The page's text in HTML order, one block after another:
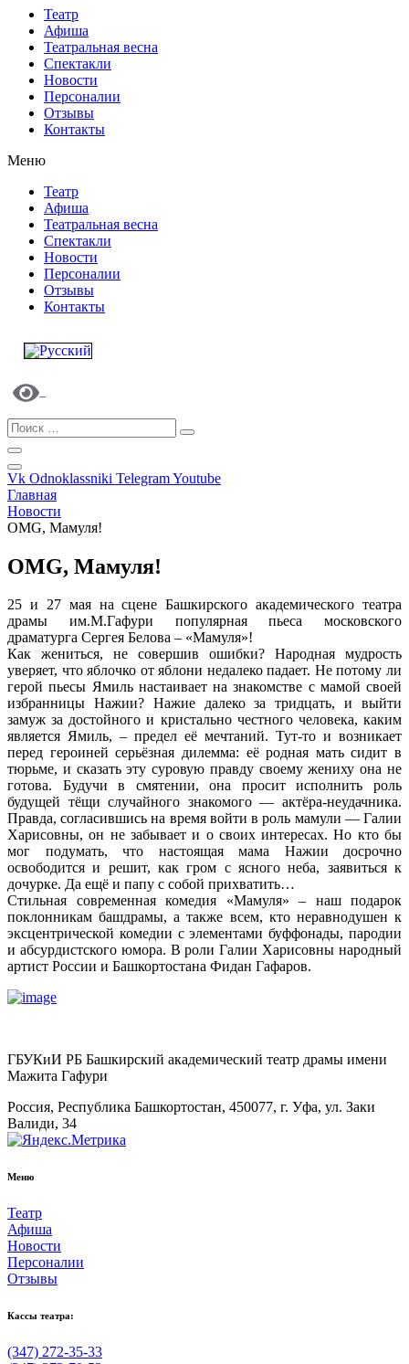
Театр
Афиша
Театральная весна
Спектакли
Новости
Персоналии
Отзывы
Контакты
Меню
Театр
Афиша
Театральная весна
Спектакли
Новости
Персоналии
Отзывы
Контакты
Vk Odnoklassniki TelegramYoutube
Главная
Новости
ОMG, Мамуля!
ОMG, Мамуля!
​25 и 27 мая на сцене Башкирского академического театра
драмы им.М.Гафури популярная пьеса московского
драматурга Сергея Белова – «Мамуля»!
​Как жениться, не совершив ошибки? Народная мудрость
уверяет, что яблочко от яблони недалеко падает. Не потому ли
герой пьесы Ямиль настаивает на знакомстве с мамой своей
избранницы Нажии? Нажие далеко за тридцать, и выйти
замуж за достойного и кристально честного человека, каким
является Ямиль, – предел её мечтаний. Тут-то и возникает
перед героиней серьёзная дилемма: её родная мать сидит в
тюрьме, и сказать эту суровую правду своему жениху она не
готова. Будучи в смятении, она просит исполнить роль
будущей тёщи случайного знакомого — актёра-неудачника.
Правда, согласившись на время войти в роль мамули — Галии
Харисовны, он не забывает и о своих интересах. Но кто бы
мог подумать, что настоящая мама Нажии досрочно
освободится и решит, как гром с ясного неба, заявиться к
дочурке. Да ещё и папу с собой прихватить…
​Стильная современная комедия «Мамуля» – наш подарок
поклонникам башдрамы, а также всем, кто неравнодушен к
эксцентрической комедии с элементами буффонады, пародии
и абсурдистского юмора. В роли Галии Харисовны народный
артист России и Башкортостана Фидан Гафаров.
ГБУКиИ РБ Башкирский академический театр драмы имени
Мажита Гафури
Россия, Республика Башкортостан, 450077, г. Уфа, ул. Заки
Валиди, 34
Меню
Театр
Афиша
Новости
Персоналии
Отзывы
Кассы театра:
(347) 272-35-33